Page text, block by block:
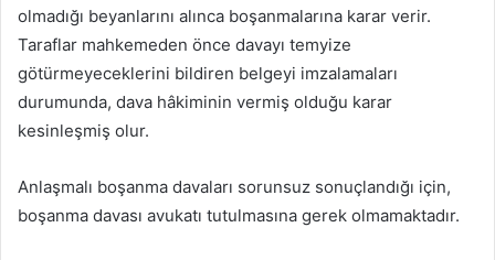
olmadığı beyanlarını alınca boşanmalarına karar verir.
Taraflar mahkemeden önce davayı temyize
götürmeyeceklerini bildiren belgeyi imzalamaları
durumunda, dava hâkiminin vermiş olduğu karar
kesinleşmiş olur.
Anlaşmalı boşanma davaları sorunsuz sonuçlandığı için,
boşanma davası avukatı tutulmasına gerek olmamaktadır.